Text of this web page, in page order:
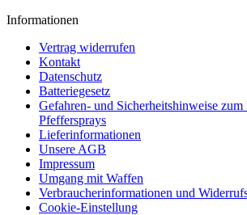
Informationen
Vertrag widerrufen
Kontakt
Datenschutz
Batteriegesetz
Gefahren- und Sicherheitshinweise
Pfeffersprays
Lieferinformationen
Unsere AGB
Impressum
Umgang mit Waffen
Verbraucherinformationen und
Cookie-Einstellung